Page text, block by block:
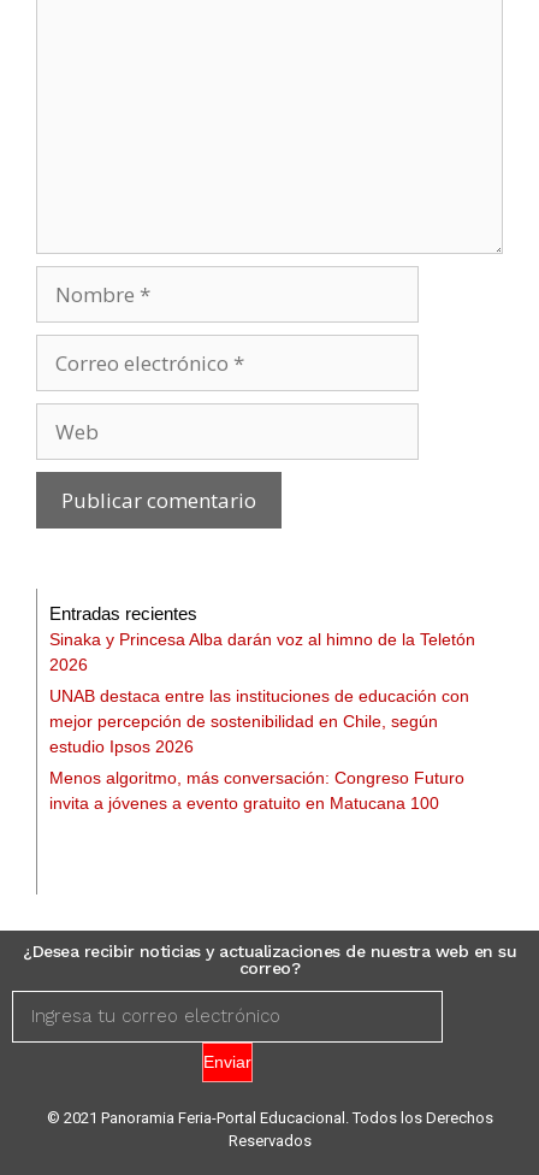
Entradas recientes
Sinaka y Princesa Alba darán voz al himno de la Teletón
2026
UNAB destaca entre las instituciones de educación con
mejor percepción de sostenibilidad en Chile, según
estudio Ipsos 2026
Menos algoritmo, más conversación: Congreso Futuro
invita a jóvenes a evento gratuito en Matucana 100
¿Desea recibir noticias y actualizaciones de nuestra web en su
correo?
Enviar
© 2021 Panoramia Feria-Portal Educacional. Todos los Derechos
Reservados